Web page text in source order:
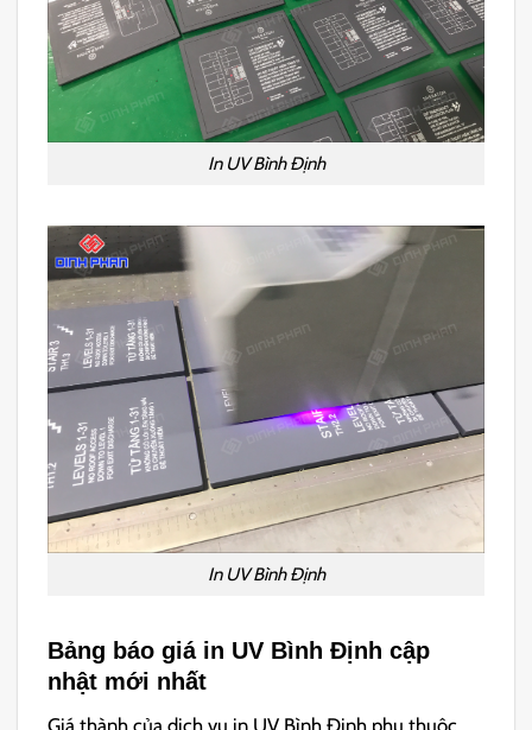
In UV Bình Định
In UV Bình Định
Bảng báo giá in UV Bình Định cập
nhật mới nhất
Giá thành của dịch vụ in UV Bình Định phụ thuộc